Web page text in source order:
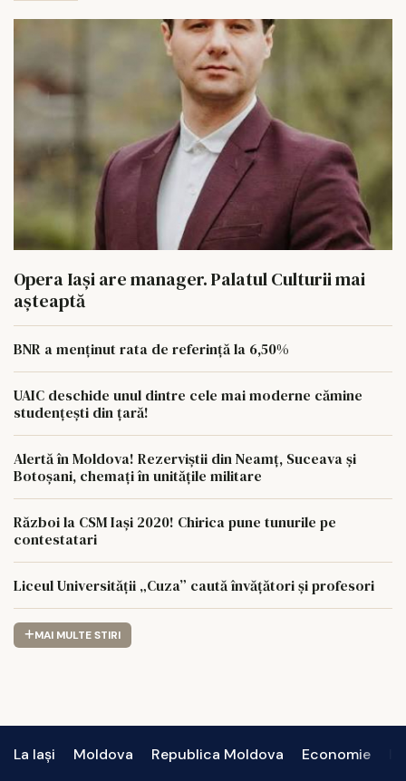
Opera Iași are manager. Palatul Culturii mai
așteaptă
BNR a menținut rata de referință la 6,50%
UAIC deschide unul dintre cele mai moderne cămine
studențești din țară!
Alertă în Moldova! Rezerviștii din Neamț, Suceava și
Botoșani, chemați în unitățile militare
Război la CSM Iași 2020! Chirica pune tunurile pe
contestatari
Liceul Universității „Cuza” caută învățători și profesori
MAI MULTE STIRI
La Iași Moldova Republica Moldova Economie